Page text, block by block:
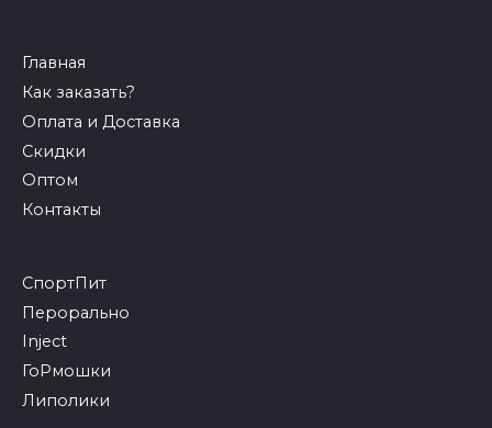
Главная
Как заказать?
Оплата и Доставка
Скидки
Оптом
Контакты
СпортПит
Перорально
Inject
ГоРмошки
Липолики